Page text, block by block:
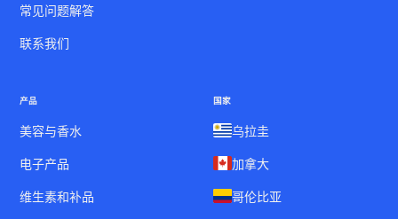
常见问题解答
联系我们
产品
美容与香水
电子产品
维生素和补品
国家
乌拉圭
加拿大
哥伦比亚